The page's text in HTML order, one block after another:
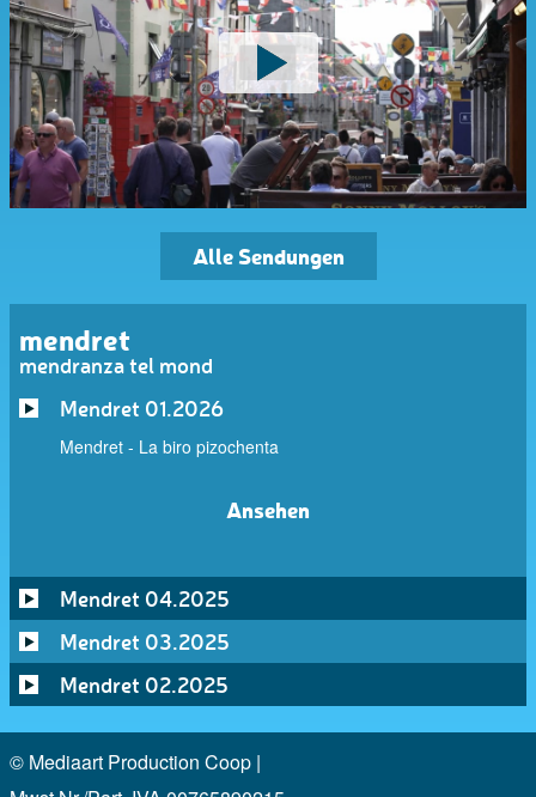
Alle Sendungen
mendret
mendranza tel mond
Mendret 01.2026
Mendret - La biro pizochenta
Ansehen
Mendret 04.2025
Mendret 03.2025
Mendret 02.2025
© Mediaart Production Coop |